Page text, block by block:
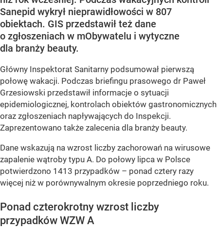
Sanepid wykrył nieprawidłowości w 807
obiektach. GIS przedstawił też dane
o zgłoszeniach w mObywatelu i wytyczne
dla branży beauty.
Główny Inspektorat Sanitarny podsumował pierwszą
połowę wakacji. Podczas briefingu prasowego dr Paweł
Grzesiowski przedstawił informacje o sytuacji
epidemiologicznej, kontrolach obiektów gastronomicznych
oraz zgłoszeniach napływających do Inspekcji.
Zaprezentowano także zalecenia dla branży beauty.
Dane wskazują na wzrost liczby zachorowań na wirusowe
zapalenie wątroby typu A. Do połowy lipca w Polsce
potwierdzono 1413 przypadków – ponad cztery razy
więcej niż w porównywalnym okresie poprzedniego roku.
Ponad czterokrotny wzrost liczby
przypadków WZW A